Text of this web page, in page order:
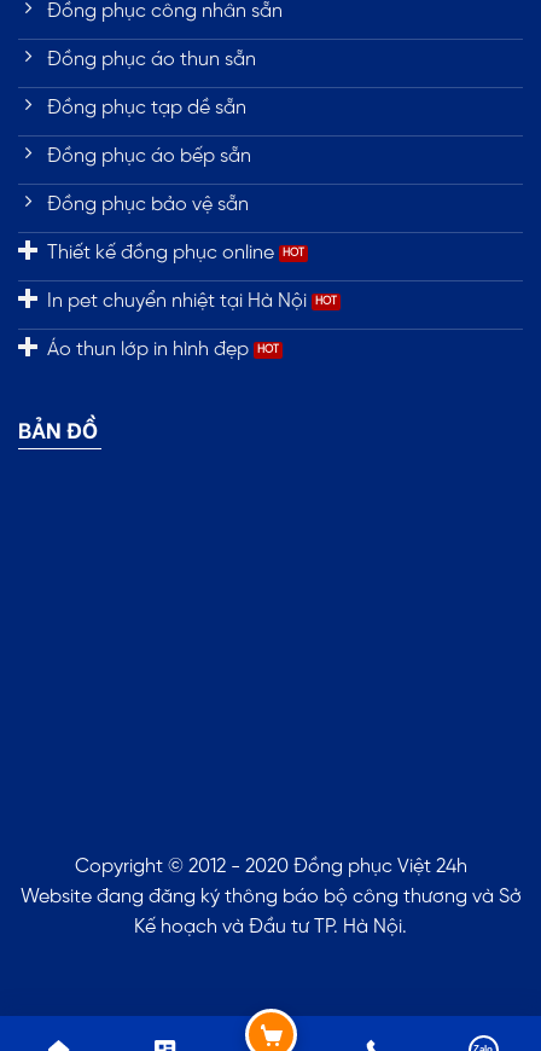
Đồng phục công nhân sẵn
Đồng phục áo thun sẵn
Đồng phục tạp dề sẵn
Đồng phục áo bếp sẵn
Đồng phục bảo vệ sẵn
Thiết kế đồng phục online
In pet chuyển nhiệt tại Hà Nội
Áo thun lớp in hình đẹp
BẢN ĐỒ
Copyright © 2012 - 2020 Đồng phục Việt 24h
Website đang đăng ký thông báo bộ công thương và Sở
Kế hoạch và Đầu tư TP. Hà Nội.